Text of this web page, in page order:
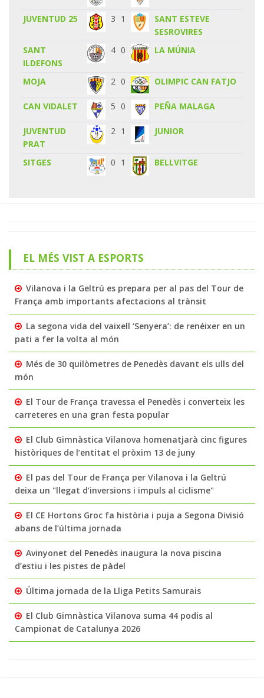
JUVENTUD 25 3 1
SANT ESTEVE
SESROVIRES
SANT
ILDEFONS
4 0 LA MÚNIA
MOJA 2 0 OLIMPIC CAN FATJO
CAN VIDALET 5 0 PEÑA MALAGA
JUVENTUD
PRAT
2 1 JUNIOR
SITGES 0 1 BELLVITGE
EL MÉS VIST A ESPORTS
Vilanova i la Geltrú es prepara per al pas del Tour de
França amb importants afectacions al trànsit
La segona vida del vaixell ‘Senyera’: de renéixer en un
pati a fer la volta al món
Més de 30 quilòmetres de Penedès davant els ulls del
món
El Tour de França travessa el Penedès i converteix les
carreteres en una gran festa popular
El Club Gimnàstica Vilanova homenatjarà cinc figures
històriques de l’entitat el pròxim 13 de juny
El pas del Tour de França per Vilanova i la Geltrú
deixa un "llegat d’inversions i impuls al ciclisme"
El CE Hortons Groc fa història i puja a Segona Divisió
abans de l’última jornada
Avinyonet del Penedès inaugura la nova piscina
d’estiu i les pistes de pàdel
Última jornada de la Lliga Petits Samurais
El Club Gimnàstica Vilanova suma 44 podis al
Campionat de Catalunya 2026